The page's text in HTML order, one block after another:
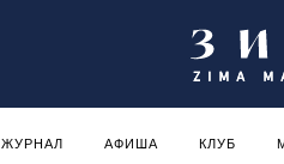
ЖУРНАЛ АФИША КЛУБ